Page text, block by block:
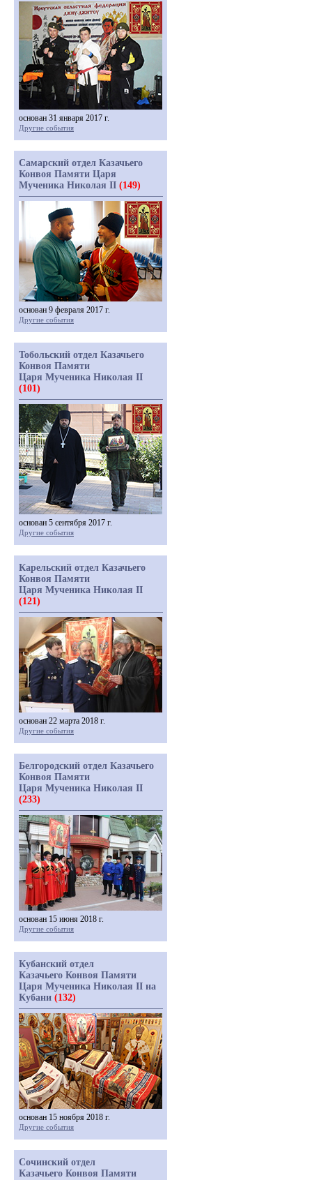
основан 31 января 2017 г.
Другие события
Самарский отдел Казачьего
Конвоя Памяти Царя
Мученика Николая II (149)
основан 9 февраля 2017 г.
Другие события
Тобольский отдел Казачьего
Конвоя Памяти
Царя Мученика Николая II
(101)
основан 5 сентября 2017 г.
Другие события
Карельский отдел Казачьего
Конвоя Памяти
Царя Мученика Николая II
(121)
основан 22 марта 2018 г.
Другие события
Белгородский отдел Казачьего
Конвоя Памяти
Царя Мученика Николая II
(233)
основан 15 июня 2018 г.
Другие события
Кубанский отдел
Казачьего Конвоя Памяти
Царя Мученика Николая II на
Кубани (132)
основан 15 ноября 2018 г.
Другие события
Сочинский отдел
Казачьего Конвоя Памяти